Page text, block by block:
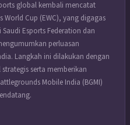
global kembali mencatat
World Cup (EWC), yang digagas
Esports Federation dan
perluasan
Langkah ini dilakukan dengan
serta memberikan
Mobile India (BGMI)